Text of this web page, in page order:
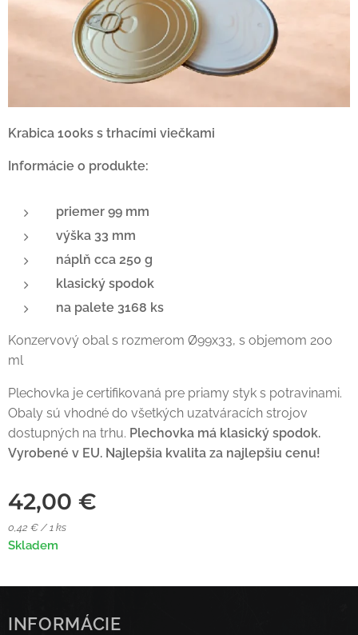
Krabica 100ks s trhacími viečkami
Informácie o produkte:
priemer 99 mm
výška 33 mm
náplň cca 250 g
klasický spodok
na palete 3168 ks
Konzervový obal s rozmerom Ø99x33, s objemom 200
ml
Plechovka je certifikovaná pre priamy styk s potravinami.
Obaly sú vhodné do všetkých uzatváracích strojov
dostupných na trhu. Plechovka má klasický spodok.
Vyrobené v EU. Najlepšia kvalita za najlepšiu cenu!
42,00 €
0,42 € / 1 ks
Skladem
INFORMÁCIE